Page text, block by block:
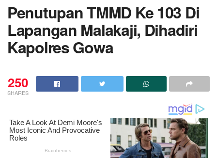
Penutupan TMMD Ke 103 Di
Lapangan Malakaji, Dihadiri
Kapolres Gowa
250
SHARES